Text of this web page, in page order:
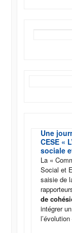
Une
CESE «
sociale
La «
Social et
saisie de
de
intégrer